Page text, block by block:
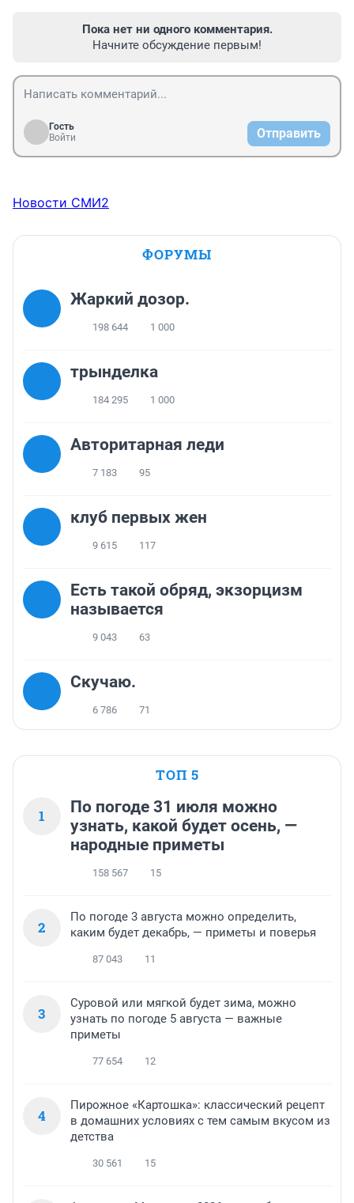
Пока нет ни одного комментария.
Начните обсуждение первым!
Гость
Войти
Отправить
Новости СМИ2
ФОРУМЫ
Жаркий дозор.
198 644 1 000
трынделка
184 295 1 000
Авторитарная леди
7 183 95
клуб первых жен
9 615 117
Есть такой обряд, экзорцизм
называется
9 043 63
Скучаю.
6 786 71
ТОП 5
1
По погоде 31 июля можно
узнать, какой будет осень, —
народные приметы
158 567 15
2
По погоде 3 августа можно определить,
каким будет декабрь, — приметы и поверья
87 043 11
3
Суровой или мягкой будет зима, можно
узнать по погоде 5 августа — важные
приметы
77 654 12
4
Пирожное «Картошка»: классический рецепт
в домашних условиях с тем самым вкусом из
детства
30 561 15